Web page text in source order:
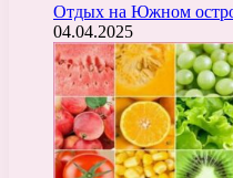
Отдых на Южном
04.04.2025